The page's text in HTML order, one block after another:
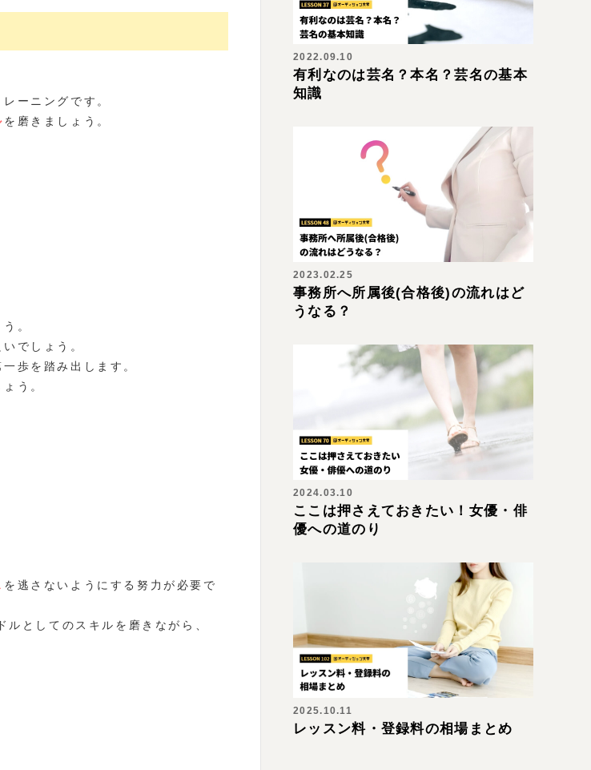
ーニングです。
を磨きましょう。
。
でしょう。
歩を踏み出します。
う。
を逃さないようにする努力が必要で
としてのスキルを磨きながら、
2022.09.10
有利なのは芸名？本名？芸名の基本
知識
2023.02.25
事務所へ所属後(合格後)の流れはど
うなる？
2024.03.10
ここは押さえておきたい！女優・俳
優への道のり
2025.10.11
レッスン料・登録料の相場まとめ